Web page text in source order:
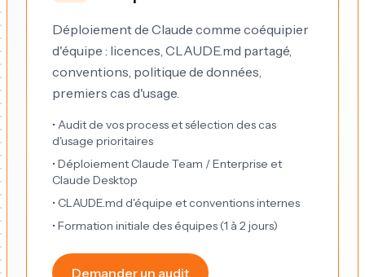
Déploiement de Claude comme coéquipier
d'équipe : licences, CLAUDE.md partagé,
conventions, politique de données,
premiers cas d'usage.
• Audit de vos process et sélection des cas
d'usage prioritaires
• Déploiement Claude Team / Enterprise et
Claude Desktop
• CLAUDE.md d'équipe et conventions internes
• Formation initiale des équipes (1 à 2 jours)
Demander un audit